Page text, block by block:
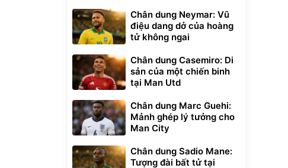
Chân dung Neymar: Vũ
điệu dang dở của hoàng
tử không ngai
Chân dung Casemiro: Di
sản của một chiến binh
tại Man Utd
Chân dung Marc Guehi:
Mảnh ghép lý tưởng cho
Man City
Chân dung Sadio Mane:
Tượng đài bất tử tại